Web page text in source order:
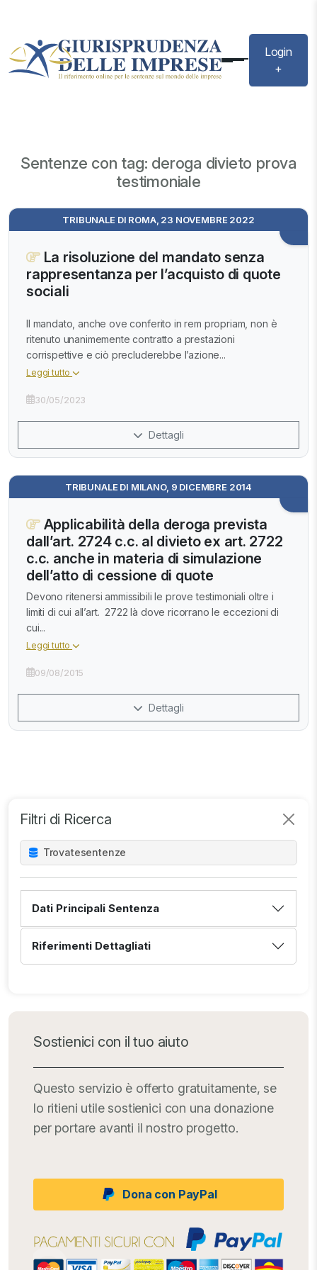
Login
+
Sentenze con tag: deroga divieto prova
testimoniale
Filtri di Ricerca
Trovatesentenze
Dati Principali Sentenza
Riferimenti Dettagliati
Sostienici con il tuo aiuto
Questo servizio è offerto gratuitamente, se
lo ritieni utile sostienici con una donazione
per portare avanti il nostro progetto.
Dona con PayPal
TRIBUNALE DI ROMA, 23 NOVEMBRE 2022
La risoluzione del mandato senza
rappresentanza per l’acquisto di quote
sociali
Il mandato, anche ove conferito in rem propriam, non è
ritenuto unanimemente contratto a prestazioni
corrispettive e ciò precluderebbe l’azione...
Leggi tutto
30/05/2023
Dettagli
TRIBUNALE DI MILANO, 9 DICEMBRE 2014
Applicabilità della deroga prevista
dall’art. 2724 c.c. al divieto ex art. 2722
c.c. anche in materia di simulazione
dell’atto di cessione di quote
Devono ritenersi ammissibili le prove testimoniali oltre i
limiti di cui all’art. 2722 là dove ricorrano le eccezioni di
cui...
Leggi tutto
09/08/2015
Dettagli